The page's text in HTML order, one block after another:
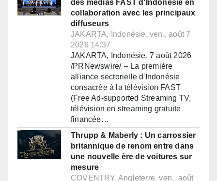
des médias FAST d'Indonésie en
collaboration avec les principaux
diffuseurs
JAKARTA, Indonésie, ven., août 7
2026 14:37
JAKARTA, Indonésie, 7 août 2026
/PRNewswire/ -- La première
alliance sectorielle d'Indonésie
consacrée à la télévision FAST
(Free Ad-supported Streaming TV,
télévision en streaming gratuite
financée…
Thrupp & Maberly : Un carrossier
britannique de renom entre dans
une nouvelle ère de voitures sur
mesure
COVENTRY, Angleterre, ven., août